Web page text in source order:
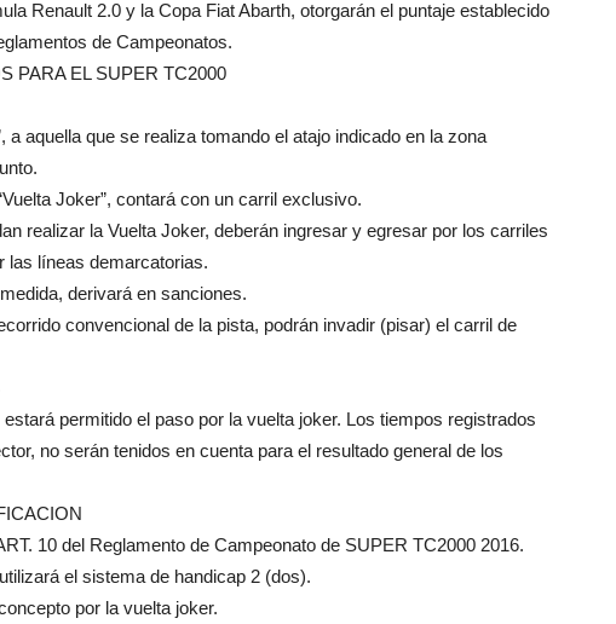
Renault 2.0 y la Copa Fiat Abarth, otorgarán el puntaje establecido
de Campeonatos.
PARA EL SUPER TC2000
a aquella que se realiza tomando el atajo indicado en la zona
Joker”, contará con un carril exclusivo.
realizar la Vuelta Joker, deberán ingresar y egresar por los carriles
las líneas demarcatorias.
derivará en sanciones.
convencional de la pista, podrán invadir (pisar) el carril de
permitido el paso por la vuelta joker. Los tiempos registrados
no serán tenidos en cuenta para el resultado general de los
10 del Reglamento de Campeonato de SUPER TC2000 2016.
el sistema de handicap 2 (dos).
por la vuelta joker.